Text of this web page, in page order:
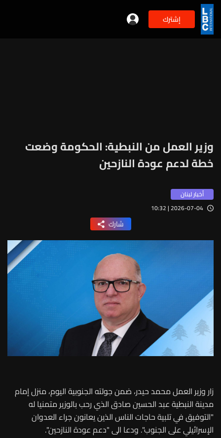
إشترك
وزير العمل من النبطية: الحكومة وضعت
خطة لدعم عودة النازحين
أخبار لبنان
2026-07-04 | 10:32
شارك
زار وزير العمل محمد حيدر، ضمن جولته الجنوبية اليوم، منزل إمام
مدينة النبطية عبد الحسين صادق الذي رحب بالوزير متمنيا له
"التوفيق في تلبية حاجات الناس الذين يعانون جراء العدوان
الإسرائيلي على الجنوب". ودعا الى "دعم عودة النازحين".